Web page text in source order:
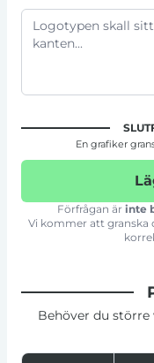
En grafiker
Förfrågan är inte
Vi kommer att granska
Behöver du